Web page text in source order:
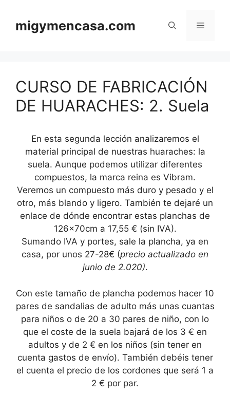
contenido
migymencasa.com Menú
CURSO DE FABRICACIÓN
DE HUARACHES: 2. Suela
En esta segunda lección analizaremos el
material principal de nuestras huaraches: la
suela. Aunque podemos utilizar diferentes
compuestos, la marca reina es Vibram.
Veremos un compuesto más duro y pesado y el
otro, más blando y ligero. También te dejaré un
enlace de dónde encontrar estas planchas de
126x70cm a 17,55 € (sin IVA).
Sumando IVA y portes, sale la plancha, ya en
casa, por unos 27-28€ (precio actualizado en
junio de 2.020).
Con este tamaño de plancha podemos hacer 10
pares de sandalias de adulto más unas cuantas
para niños o de 20 a 30 pares de niño, con lo
que el coste de la suela bajará de los 3 € en
adultos y de 2 € en los niños (sin tener en
cuenta gastos de envío). También debéis tener
el cuenta el precio de los cordones que será 1 a
2 € por par.